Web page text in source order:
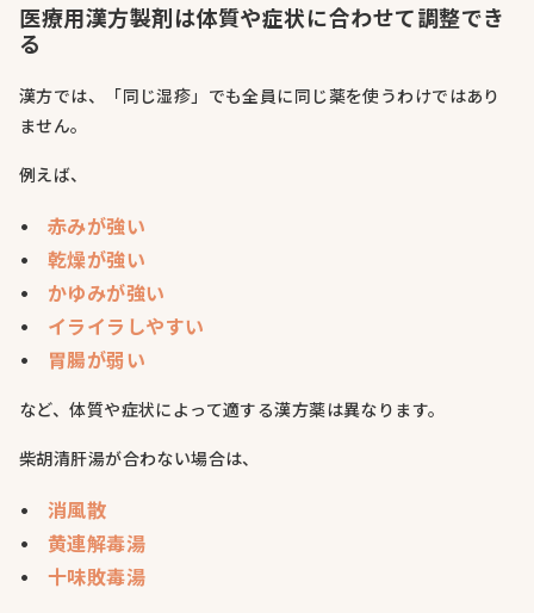
医療用漢方製剤は体質や症状に合わせて調整でき
る
漢方では、「同じ湿疹」でも全員に同じ薬を使うわけではあり
ません。
例えば、
赤みが強い
乾燥が強い
かゆみが強い
イライラしやすい
胃腸が弱い
など、体質や症状によって適する漢方薬は異なります。
柴胡清肝湯が合わない場合は、
消風散
黄連解毒湯
十味敗毒湯